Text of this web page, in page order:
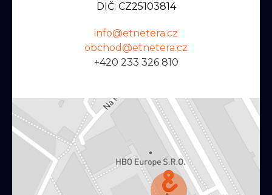
DIČ: CZ25103814
info@etnetera.cz
obchod@etnetera.cz
+420 233 326 810